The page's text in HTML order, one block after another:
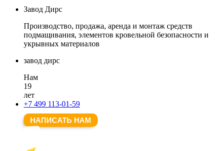
Завод Дирс
Производство, продажа, аренда и монтаж средств
подмащивания, элементов кровельной безопасности и
укрывных материалов
завод дирс
Нам
19
лет
+7 499 113-01-59
НАПИСАТЬ НАМ